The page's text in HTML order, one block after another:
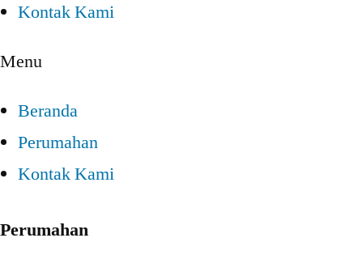
Kontak Kami
Menu
Beranda
Perumahan
Kontak Kami
Perumahan